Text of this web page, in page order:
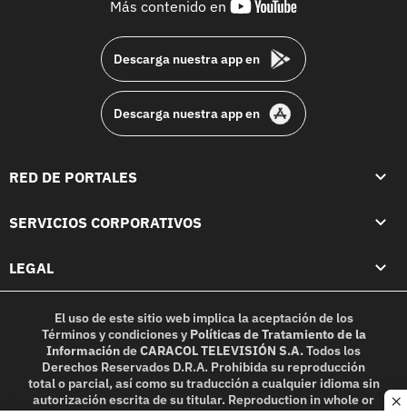
Más contenido en
youtube-
Descarga nuestra app en
Descarga nuestra app en
RED DE PORTALES
SERVICIOS CORPORATIVOS
LEGAL
El uso de este sitio web implica la aceptación de los
Términos y condicionesy Políticas de Tratamiento de la
InformacióndeCARACOL TELEVISIÓN S.A.Todos los
Derechos Reservados D.R.A. Prohibida su reproducción
total o parcial, así como su traducción a cualquier idioma sin
autorización escrita de su titular. Reproduction in whole or